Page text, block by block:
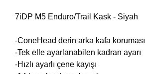
7iDP M5 Enduro/Trail Kask - Siyah
-ConeHead derin arka kafa koruması
-Tek elle ayarlanabilen kadran ayarı
-Hızlı ayarlı çene kayışı